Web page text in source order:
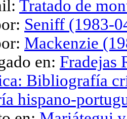
Tratado de
Seniff (1983-
Mackenzie
en: Fradejas
Bibliografía
hispano-